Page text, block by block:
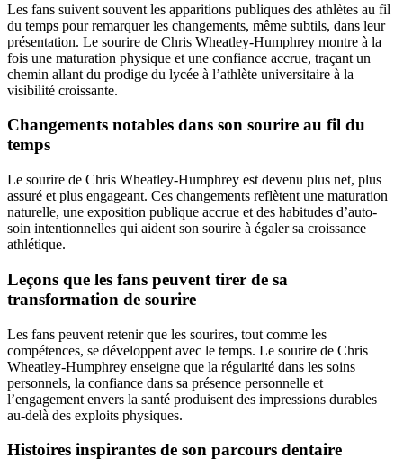
Les fans suivent souvent les apparitions publiques des athlètes au fil
du temps pour remarquer les changements, même subtils, dans leur
présentation. Le sourire de Chris Wheatley-Humphrey montre à la
fois une maturation physique et une confiance accrue, traçant un
chemin allant du prodige du lycée à l’athlète universitaire à la
visibilité croissante.
Changements notables dans son sourire au fil du
temps
Le sourire de Chris Wheatley-Humphrey est devenu plus net, plus
assuré et plus engageant. Ces changements reflètent une maturation
naturelle, une exposition publique accrue et des habitudes d’auto-
soin intentionnelles qui aident son sourire à égaler sa croissance
athlétique.
Leçons que les fans peuvent tirer de sa
transformation de sourire
Les fans peuvent retenir que les sourires, tout comme les
compétences, se développent avec le temps. Le sourire de Chris
Wheatley-Humphrey enseigne que la régularité dans les soins
personnels, la confiance dans sa présence personnelle et
l’engagement envers la santé produisent des impressions durables
au-delà des exploits physiques.
Histoires inspirantes de son parcours dentaire